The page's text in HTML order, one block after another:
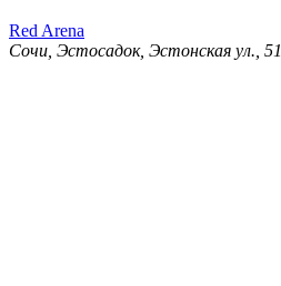
Red Arena
Сочи, Эстосадок, Эстонская ул., 51